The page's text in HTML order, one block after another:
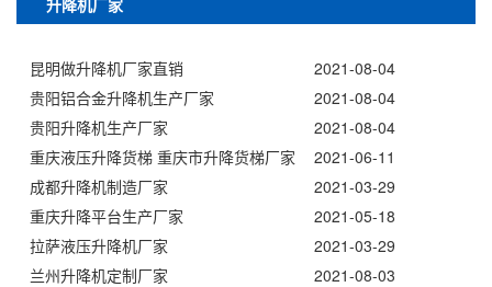
升降机厂家
2021-08-04
昆明做升降机厂家直销
2021-08-04
贵阳铝合金升降机生产厂家
2021-08-04
贵阳升降机生产厂家
2021-06-11
重庆液压升降货梯 重庆市升降货梯厂家
2021-03-29
成都升降机制造厂家
2021-05-18
重庆升降平台生产厂家
2021-03-29
拉萨液压升降机厂家
2021-08-03
兰州升降机定制厂家